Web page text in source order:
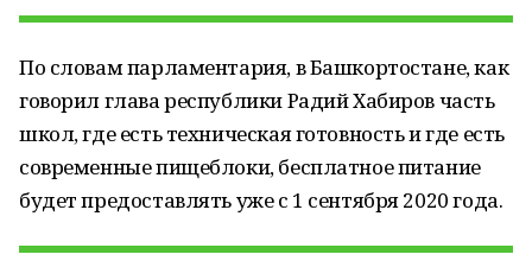
По словам парламентария, в Башкортостане, как
говорил глава республики Радий Хабиров часть
школ, где есть техническая готовность и где есть
современные пищеблоки, бесплатное питание
будет предоставлять уже с 1 сентября 2020 года.